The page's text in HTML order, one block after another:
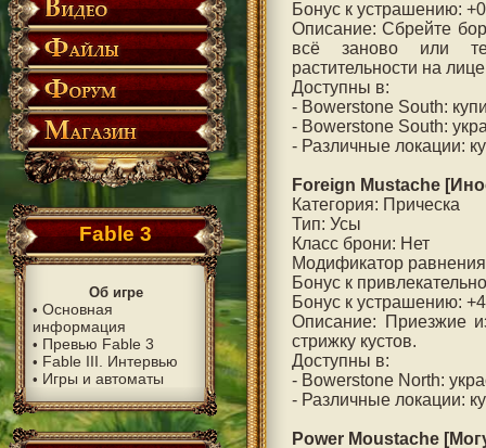
Fable 3
Об игре
• Основная
информация
• Превью Fable 3
• Fable III. Интервью
• Игры и автоматы
Бонус к устрашению: +0
Описание: Сбрейте
всё заново или
растительности на
Доступны в:
- Bowerstone South:
- Bowerstone South:
- Различные локации:
Foreign Mustache
Категория: Прическа
Тип: Усы
Класс брони: Нет
Модификатор
Бонус к
Бонус к устрашению:
Описание: Приезжие
стрижку кустов.
Доступны в:
- Bowerstone North:
- Различные локации:
Power Moustache